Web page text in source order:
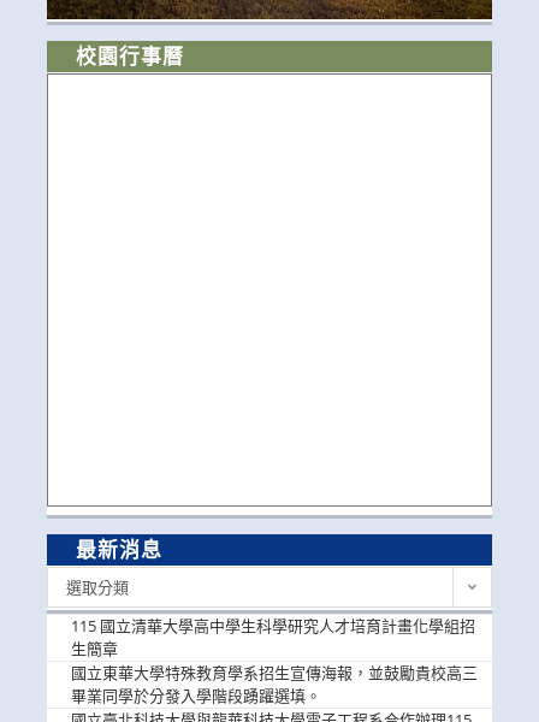
校園行事曆
最新消息
選取分類
115 國立清華大學高中學生科學研究人才培育計畫化學組招
生簡章
國立東華大學特殊教育學系招生宣傳海報，並鼓勵貴校高三
畢業同學於分發入學階段踴躍選填。